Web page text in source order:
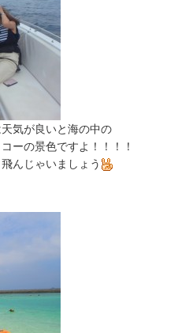
気が良いと海の中の
ーの景色ですよ！！！！
んじゃいましょう